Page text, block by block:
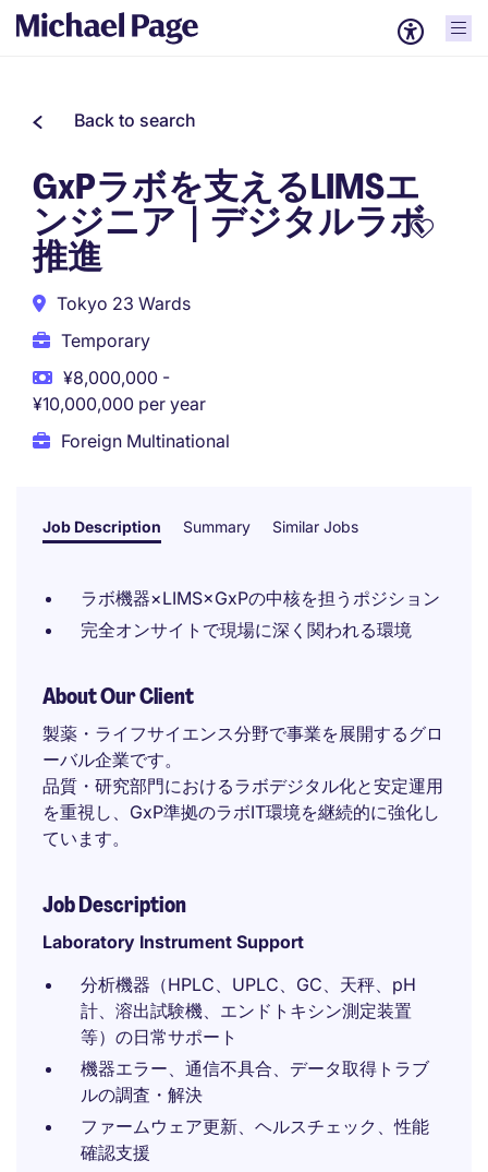
Back to search
GxPラボを支えるLIMSエ
ンジニア｜デジタルラボ
推進
Tokyo 23 Wards
Temporary
¥8,000,000 -
¥10,000,000 per year
Foreign Multinational
Job Description Summary Similar Jobs
ラボ機器×LIMS×GxPの中核を担うポジション
完全オンサイトで現場に深く関われる環境
About Our Client
製薬・ライフサイエンス分野で事業を展開するグロ
ーバル企業です。
品質・研究部門におけるラボデジタル化と安定運用
を重視し、GxP準拠のラボIT環境を継続的に強化し
ています。
Job Description
Laboratory Instrument Support
分析機器（HPLC、UPLC、GC、天秤、pH
計、溶出試験機、エンドトキシン測定装置
等）の日常サポート
機器エラー、通信不具合、データ取得トラブ
ルの調査・解決
ファームウェア更新、ヘルスチェック、性能
確認支援